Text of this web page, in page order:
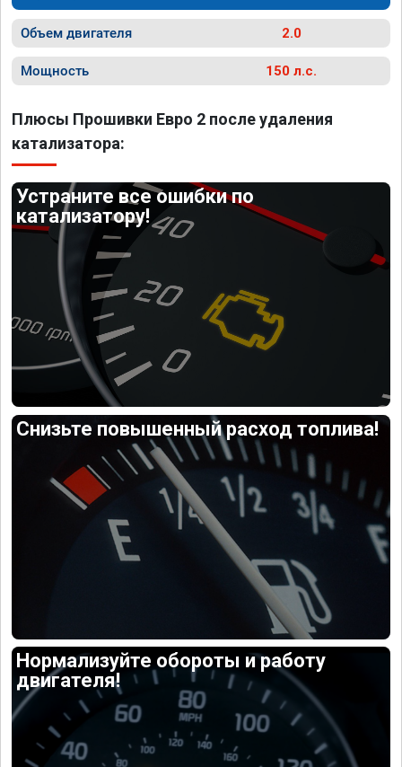
Объем двигателя 2.0
Мощность 150 л.с.
Плюсы Прошивки Евро 2 после удаления
катализатора:
Устраните все ошибки по
катализатору!
Снизьте повышенный расход топлива!
Нормализуйте обороты и работу
двигателя!